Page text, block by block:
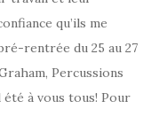
qu’ils me
rentrée du 25 au 27
Percussions
à vous tous! Pour